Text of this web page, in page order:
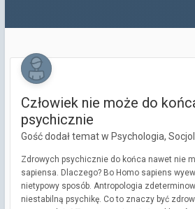
Człowiek nie może do
psychicznie
Gość dodał temat w Psychologia,
Zdrowych psychicznie do końca nawet nie
sapiensa. Dlaczego? Bo Homo sapiens
nietypowy sposób. Antropologia
niestabilną psychikę. Co to znaczy być